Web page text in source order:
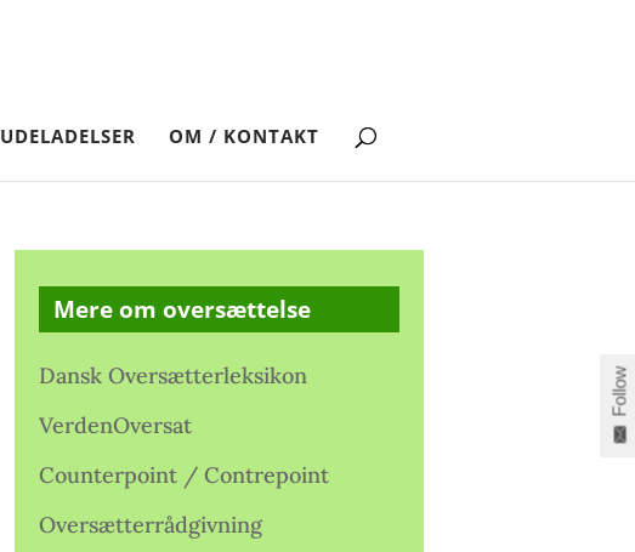
UDELADELSER OM / KONTAKT
Mere om oversættelse
Dansk Oversætterleksikon
VerdenOversat
Counterpoint / Contrepoint
Oversætterrådgivning
Follow